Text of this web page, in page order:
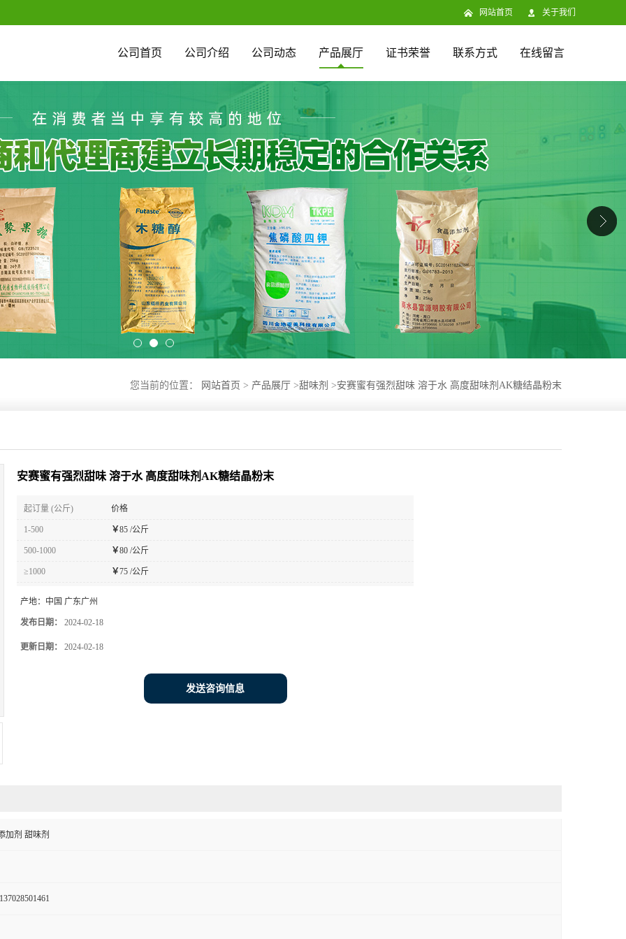
网站首页 关于我们
公司首页 公司介绍 公司动态 产品展厅 证书荣誉 联系方式 在线留言
您当前的位置： 网站首页 > 产品展厅 >甜味剂 >安赛蜜有强烈甜味 溶于水 高度甜味剂AK糖结晶粉末
安赛蜜有强烈甜味 溶于水 高度甜味剂AK糖结晶粉末
起订量 (公斤) 价格
1-500 ￥85 /公斤
500-1000 ￥80 /公斤
≥1000 ￥75 /公斤
产地： 中国 广东广州
发布日期： 2024-02-18
更新日期： 2024-02-18
发送咨询信息
加剂 甜味剂